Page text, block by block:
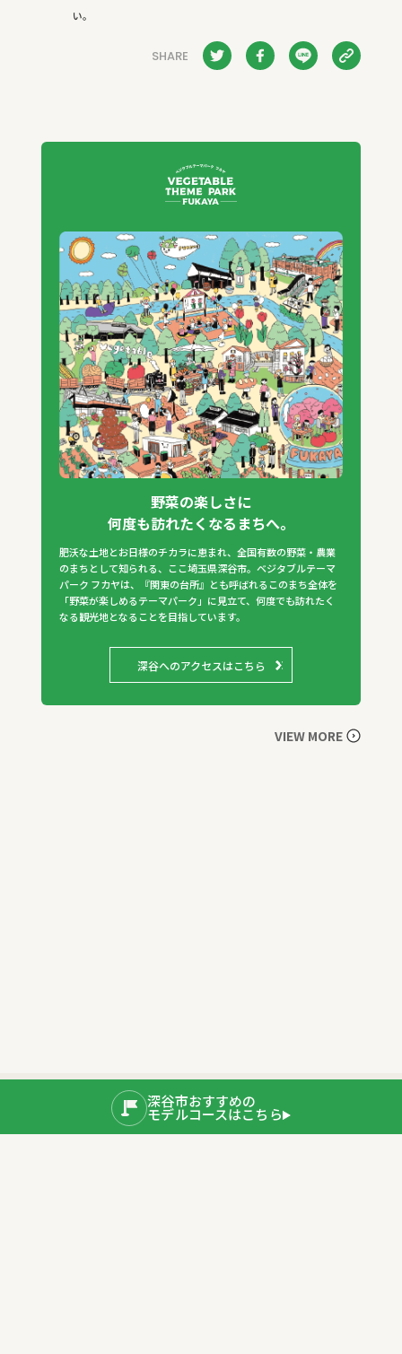
い。
SHARE
野菜の楽しさに
何度も訪れたくなるまちへ。
肥沃な土地とお日様のチカラに恵まれ、全国有数の野菜・農業
のまちとして知られる、ここ埼玉県深谷市。ベジタブルテーマ
パーク フカヤは、『関東の台所』とも呼ばれるこのまち全体を
「野菜が楽しめるテーマパーク」に見立て、何度でも訪れたく
なる観光地となることを目指しています。
深谷へのアクセスはこちら
VIEW MORE
深谷市おすすめの
モデルコースはこちら